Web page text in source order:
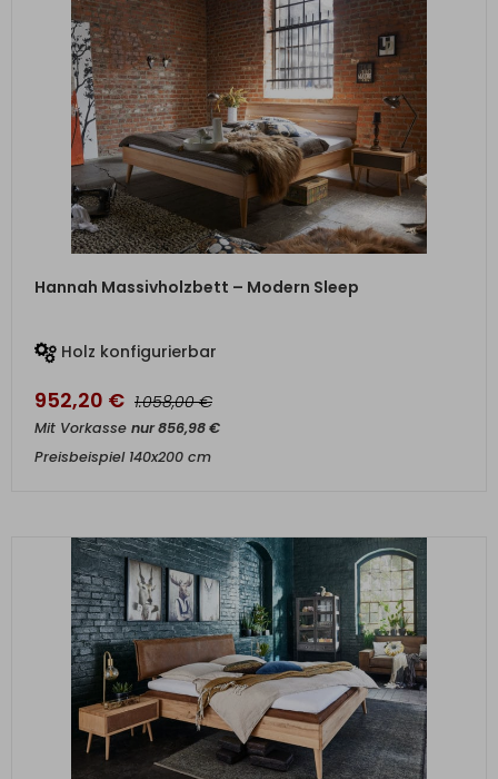
Hannah Massivholzbett – Modern Sleep
Holz konfigurierbar
952,20 € 1.058,00€
Mit Vorkasse nur856,98€
Preisbeispiel 140x200 cm